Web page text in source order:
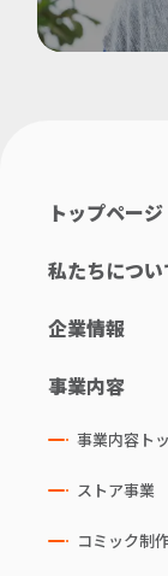
トップページ
私たちについ
企業情報
事業内容
事業内容ト
ストア事業
コミック制